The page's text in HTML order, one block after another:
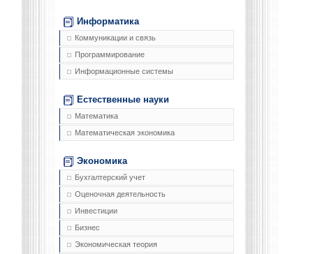
Информатика
Коммуникации и связь
Программирование
Информационные системы
Естественные науки
Математика
Математическая экономика
Экономика
Бухгалтерский учет
Оценочная деятельность
Инвестиции
Бизнес
Экономическая теория